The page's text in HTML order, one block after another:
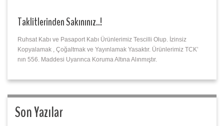
Taklitlerinden Sakınınız..!
Ruhsat Kabı ve Pasaport Kabı Ürünlerimiz Tescilli Olup. İzinsiz
Kopyalamak , Çoğaltmak ve Yayınlamak Yasaktır. Ürünlerimiz TCK’
nın 556. Maddesi Uyarınca Koruma Altına Alınmıştır.
Son Yazılar